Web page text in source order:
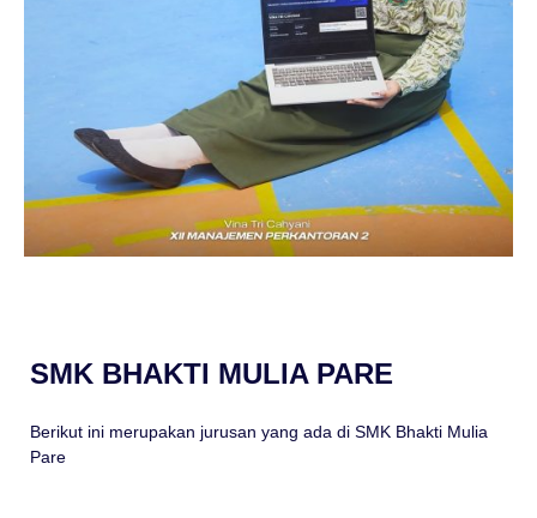
SMK BHAKTI MULIA PARE
Berikut ini merupakan jurusan yang ada di SMK Bhakti Mulia
Pare